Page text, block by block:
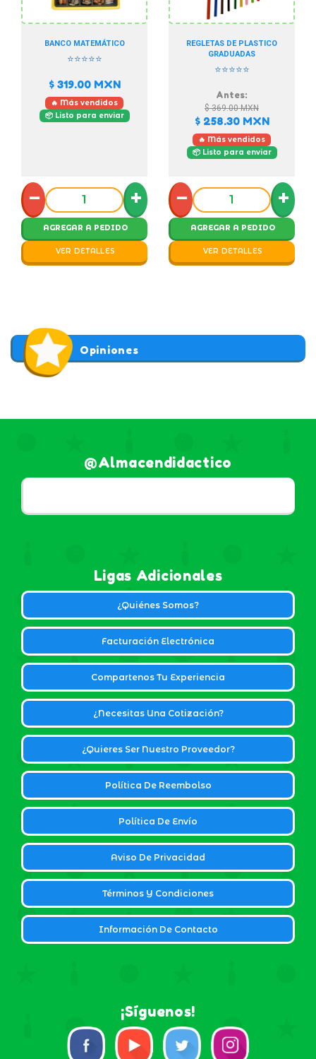
BANCO MATEMÁTICO
⭐⭐⭐⭐⭐
$ 319.00MXN
🔥 Más vendidos
📦 Listo para enviar
− +
AGREGAR A PEDIDO
VER DETALLES
REGLETAS DE PLASTICO
GRADUADAS
⭐⭐⭐⭐⭐
Antes:
$ 369.00MXN
$ 258.30MXN
🔥 Más vendidos
📦 Listo para enviar
− +
AGREGAR A PEDIDO
VER DETALLES
Opiniones
@almacendidactico
Ligas Adicionales
¿Quiénes Somos?
Facturación Electrónica
Compartenos Tu Experiencia
¿Necesitas Una Cotización?
¿Quieres Ser Nuestro Proveedor?
Política De Reembolso
Política De Envío
Aviso De Privacidad
Términos Y Condiciones
Información De Contacto
¡Síguenos!